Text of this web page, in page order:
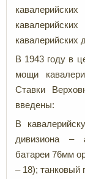
кавалерийских
В 1943 году в
мощи
Ставки
введены:
В
дивизиона –
батареи 76мм
– 18); танковый